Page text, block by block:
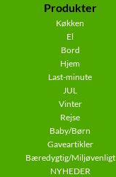
Produkter
Køkken
El
Bord
Hjem
Last-minute
JUL
Vinter
Rejse
Baby/Børn
Gaveartikler
Bæredygtig/Miljøvenligt
NYHEDER